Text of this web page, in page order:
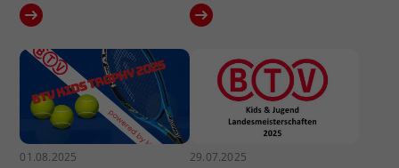
01.08.2025 29.07.2025